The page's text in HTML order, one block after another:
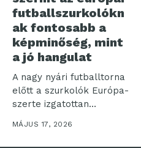
futballszurkolókn
ak fontosabb a
képminőség, mint
a jó hangulat
A nagy nyári futballtorna
előtt a szurkolók Európa-
szerte izgatottan
készülnek kedvenc
csapatuk...
MÁJUS 17, 2026